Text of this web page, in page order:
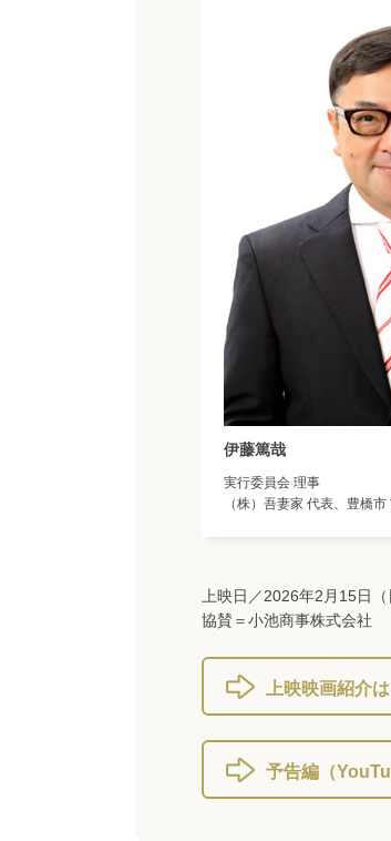
伊藤篤哉
実行委員会 理事
（株）吾妻家 代表、豊橋
上映日／2026年2月15日
協賛＝小池商事株式会社
上映映画紹介
予告編（